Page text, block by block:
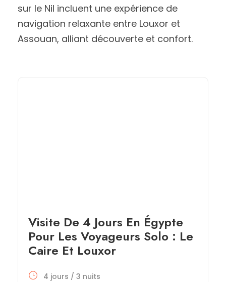
sur le Nil incluent une expérience de
navigation relaxante entre Louxor et
Assouan, alliant découverte et confort.
Visite De 4 Jours En Égypte
Pour Les Voyageurs Solo : Le
Caire Et Louxor
4 jours / 3 nuits